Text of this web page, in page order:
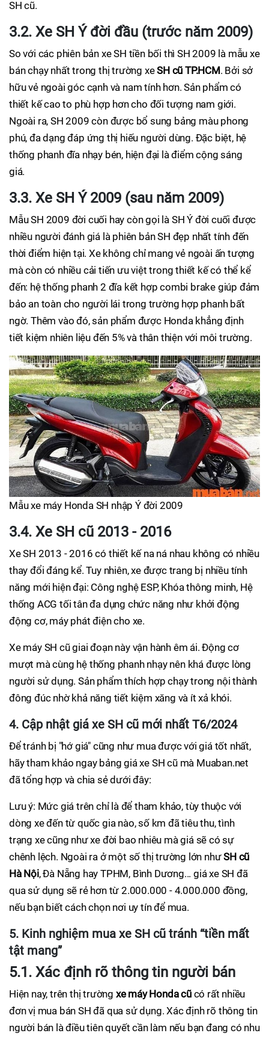
SH cũ.
3.2. Xe SH Ý đời đầu (trước năm 2009)
So với các phiên bản xe SH tiền bối thì SH 2009 là mẫu xe
bán chạy nhất trong thị trường xeSH cũ TP.HCM. Bởi sở
hữu vẻ ngoài góc cạnh và nam tính hơn. Sản phẩm có
thiết kế cao to phù hợp hơn cho đối tượng nam giới.
Ngoài ra, SH 2009 còn được bổ sung bảng màu phong
phú, đa dạng đáp ứng thị hiếu người dùng. Đặc biệt, hệ
thống phanh đĩa nhạy bén, hiện đại là điểm cộng sáng
giá.
3.3. Xe SH Ý 2009 (sau năm 2009)
Mẫu SH 2009 đời cuối hay còn gọi là SH Ý đời cuối được
nhiều người đánh giá là phiên bản SH đẹp nhất tính đến
thời điểm hiện tại. Xe không chỉ mang vẻ ngoài ấn tượng
mà còn có nhiều cải tiến ưu việt trong thiết kế có thể kể
đến: hệ thống phanh 2 đĩa kết hợp combi brake giúp đảm
bảo an toàn cho người lái trong trường hợp phanh bất
ngờ. Thêm vào đó, sản phẩm được Honda khẳng định
tiết kiệm nhiên liệu đến 5% và thân thiện với môi trường.
Mẫu xe máy Honda SH nhập Ý đời 2009
3.4. Xe SH cũ 2013 - 2016
Xe SH 2013 - 2016 có thiết kế na ná nhau không có nhiều
thay đổi đáng kể. Tuy nhiên, xe được trang bị nhiều tính
năng mới hiện đại: Công nghệ ESP, Khóa thông minh, Hệ
thống ACG tối tân đa dụng chức năng như khởi động
động cơ, máy phát điện cho xe.
Xe máy SH cũ giai đoạn này vận hành êm ái. Động cơ
mượt mà cùng hệ thống phanh nhạy nên khá được lòng
người sử dụng. Sản phẩm thích hợp chạy trong nội thành
đông đúc nhờ khả năng tiết kiệm xăng và ít xả khói.
4. Cập nhật giá xe SH cũ mới nhất T6/2024
Để tránh bị "hớ giá" cũng như mua được với giá tốt nhất,
hãy tham khảo ngay bảng giá xe SH cũ mà Muaban.net
đã tổng hợp và chia sẻ dưới đây:
Lưu ý: Mức giá trên chỉ là để tham khảo, tùy thuộc với
dòng xe đến từ quốc gia nào, số km đã tiêu thu, tình
trạng xe cũng như xe đời bao nhiêu mà giá sẽ có sự
chênh lệch. Ngoài ra ở một số thị trường lớn nhưSH cũ
Hà Nội, Đà Nẵng hay TPHM, Bình Dương... giá xe SH đã
qua sử dụng sẽ rẻ hơn từ 2.000.000 - 4.000.000 đồng,
nếu bạn biết cách chọn nơi uy tín để mua.
5. Kinh nghiệm mua xe SH cũ tránh “tiền mất
tật mang”
5.1. Xác định rõ thông tin người bán
Hiện nay, trên thị trường xe máy Honda cũcó rất nhiều
đơn vị mua bán SH đã qua sử dụng. Xác định rõ thông tin
người bán là điều tiên quyết cần làm nếu bạn đang có nhu